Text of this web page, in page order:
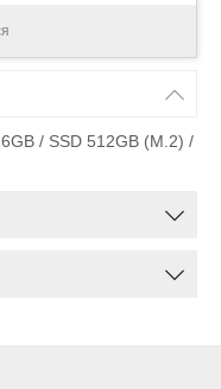
/ SSD 512GB (M.2) /